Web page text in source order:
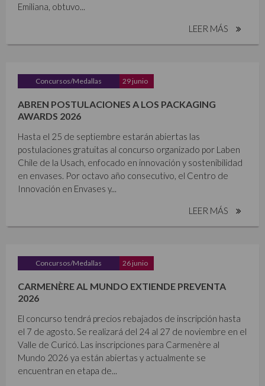
Emiliana, obtuvo...
LEER MÁS
Concursos/Medallas 29 junio
ABREN POSTULACIONES A LOS PACKAGING
AWARDS 2026
Hasta el 25 de septiembre estarán abiertas las
postulaciones gratuitas al concurso organizado por Laben
Chile de la Usach, enfocado en innovación y sostenibilidad
en envases. Por octavo año consecutivo, el Centro de
Innovación en Envases y...
LEER MÁS
Concursos/Medallas 26 junio
CARMENÈRE AL MUNDO EXTIENDE PREVENTA
2026
El concurso tendrá precios rebajados de inscripción hasta
el 7 de agosto. Se realizará del 24 al 27 de noviembre en el
Valle de Curicó. Las inscripciones para Carmenère al
Mundo 2026 ya están abiertas y actualmente se
encuentran en etapa de...